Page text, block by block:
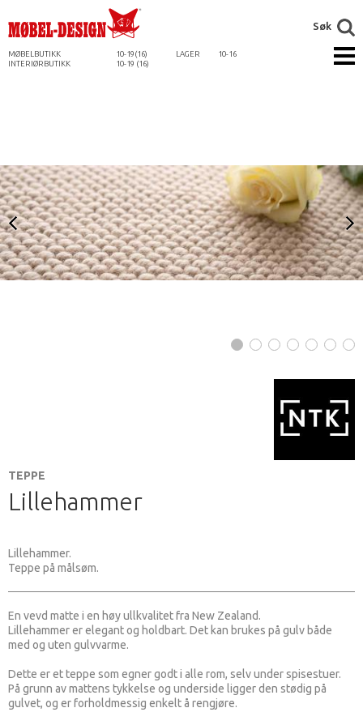
MØBELBUTIKK 10-19(16) LAGER
10-16
INTERIØRBUTIKK
10-19 (16)
Søk
TEPPE
Lillehammer
Lillehammer.
Teppe på målsøm.
En vevd matte i en høy ullkvalitet fra New Zealand.
Lillehammer er elegant og holdbart. Det kan brukes på gulv både
med og uten gulvvarme.
Dette er et teppe som egner godt i alle rom, selv under spisestuer.
På grunn av mattens tykkelse og underside ligger den stødig på
gulvet, og er forholdmessig enkelt å rengjøre.